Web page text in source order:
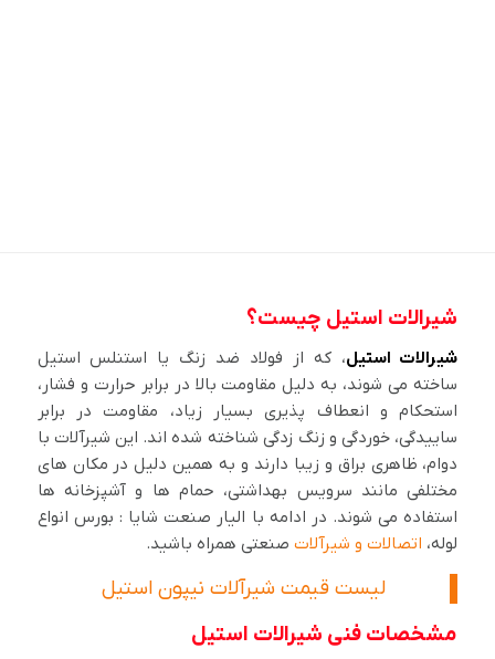
شیرالات استیل چیست؟
شیرالات استیل، که از فولاد ضد زنگ یا استنلس استیل
ساخته می شوند، به دلیل مقاومت بالا در برابر حرارت و فشار،
استحکام و انعطاف پذیری بسیار زیاد، مقاومت در برابر
ساییدگی، خوردگی و زنگ زدگی شناخته شده اند. این شیرآلات با
دوام، ظاهری براق و زیبا دارند و به همین دلیل در مکان های
مختلفی مانند سرویس بهداشتی، حمام ها و آشپزخانه ها
استفاده می شوند. در ادامه با الیار صنعت شایا : بورس انواع
لوله، اتصالات و شیرآلاتصنعتی همراه باشید.
لیست قیمت شیرآلات نیپون استیل
مشخصات فنی شیرالات استیل